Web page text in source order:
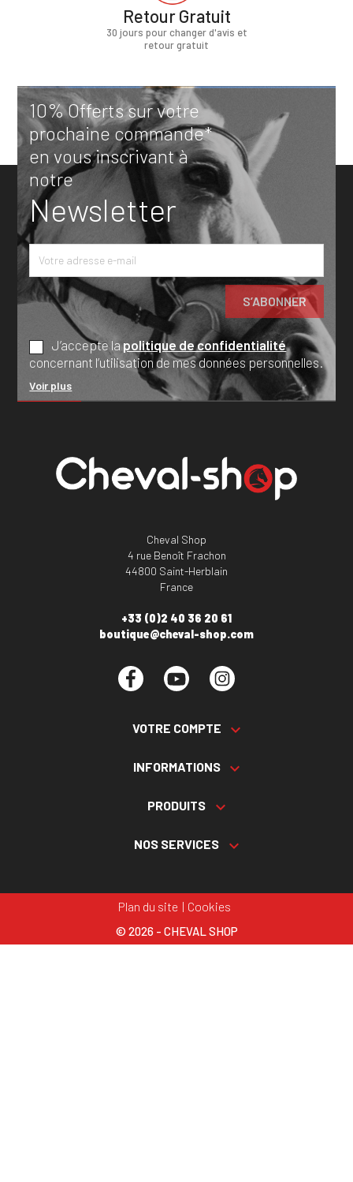
Retour Gratuit
30 jours pour changer d'avis et
retour gratuit
10% Offerts sur votre
prochaine commande*
en vous inscrivant à
notre
Newsletter
J’accepte lapolitique de confidentialité
concernant l’utilisation de mes données personnelles.
Voir plus
Cheval Shop
4 rue Benoît Frachon
44800 Saint-Herblain
France
+33 (0)2 40 36 20 61
boutique@cheval-shop.com
Facebook YouTube
VOTRE COMPTE 
INFORMATIONS 
PRODUITS 
NOS SERVICES 
Plan du site Cookies
© 2026 - CHEVAL SHOP